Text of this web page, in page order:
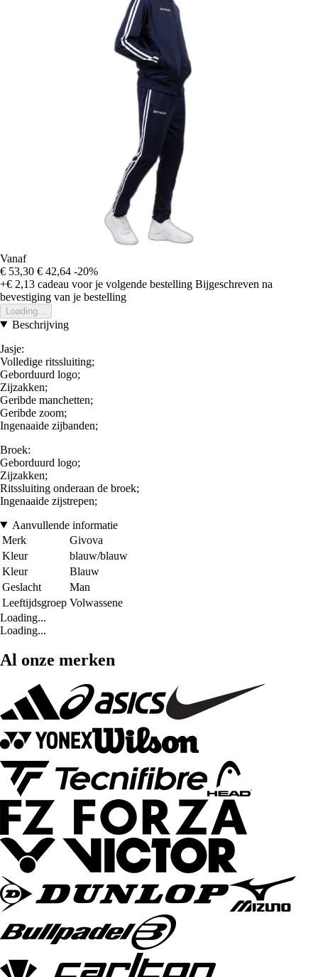
Vanaf
€ 53,30 € 42,64 -20%
+€ 2,13 cadeau voor je volgende bestelling Bijgeschreven na
bevestiging van je bestelling
Loading...
Beschrijving
Jasje:
Volledige ritssluiting;
Geborduurd logo;
Zijzakken;
Geribde manchetten;
Geribde zoom;
Ingenaaide zijbanden;
Broek:
Geborduurd logo;
Zijzakken;
Ritssluiting onderaan de broek;
Ingenaaide zijstrepen;
Aanvullende informatie
Merk
Givova
Kleur
blauw/blauw
Kleur
Blauw
Geslacht
Man
Leeftijdsgroep Volwassene
Loading...
Loading...
Al onze merken